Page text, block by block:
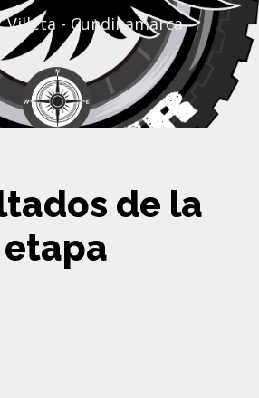
Villeta - Cundinamarca
de la
etapa